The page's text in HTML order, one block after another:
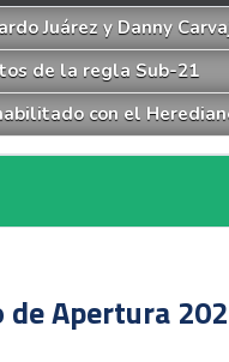
Juárez y Danny
de la regla Sub-21
con el
de Apertura